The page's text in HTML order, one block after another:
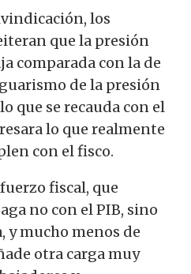
los
que la presión
comparada con la de
de la presión
que se recauda con el
lo que realmente
con el fisco.
fiscal, que
no con el PIB, sino
y mucho menos de
otra carga muy